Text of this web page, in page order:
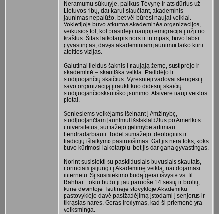
Neramumų sūkuryje, palikus Tėvynę ir atsidūrius už
Lietuvos ribų, dar karui siaučiant, akademinis
jaunimas nepalūžo, bet vėl būrėsi naujai veiklai.
Vokietijoje buvo atkurtos Akademinės organizacijos,
veikusios tol, kol prasidėjo naujoji emigracija į užjūrio
kraštus. Šitas laikotarpis nors ir trumpas, buvo labai
gyvastingas, davęs akademiniam jaunimui laiko kurti
ateities vizijas.
Galutinai įleidus šaknis į naująją žemę, sustiprėjo ir
akademinė – skautiška veikla. Padidėjo ir
studijuojančių skaičius. Vyresnieji vadovai stengėsi į
savo organizaciją įtraukti kuo didesnį skaičių
studijuojančioskautiško jaunimo. Atsivėrė nauji veiklos
plotai.
Seniesiems veikėjams išeinant į Amžinybę,
studijuojančiam jaunimui išsisklaidžius po Amerikos
universitetus, sumažėjo galimybė artimiau
bendradarbiauti. Todėl sumažėjo ideologinis ir
tradicijų išlaikymo pasiruošimas. Gal jis nėra toks, koks
buvo kūrimosi laikotarpiu, bet jis dar gana gyvastingas.
Norint susisiekti su pasklidusiais buvusiais skautais,
norinčiais įsijungti į Akademinę veiklą, naudojamasi
internetu. Šį susisiekimo būdą gerai išvystė vs. fil.
Rahbar. Tokiu būdu ji jau paruošė 14 sesių ir brolių,
kurie devintoje Tautinėje stovykloje Akademikų
pastovyklėje davė pasižadėjimą įstodami į senjorus ir
tikrąsias nares. Geras įrodymas, kad ši priemonė yra
veiksminga.